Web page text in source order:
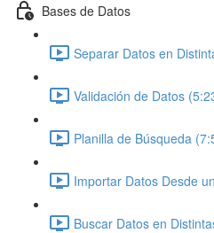
Bases de Datos
Separar Datos en
Validación de Datos
Planilla de Búsqueda
Importar Datos Desde
Buscar Datos en